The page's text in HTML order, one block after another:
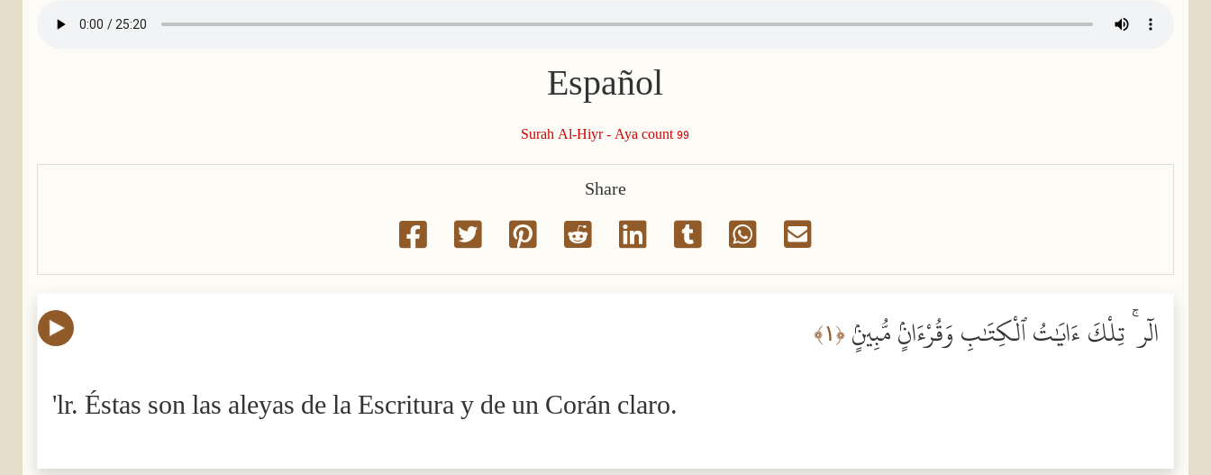
Español
Surah Al-Hiyr - Aya count 99
Share
الٓر ۚ تِلْكَ ءَايَٰتُ ٱلْكِتَٰبِ وَقُرْءَانٍۢ مُّبِينٍۢ﴿١﴾
'lr. Éstas son las aleyas de la Escritura y de un Corán claro.